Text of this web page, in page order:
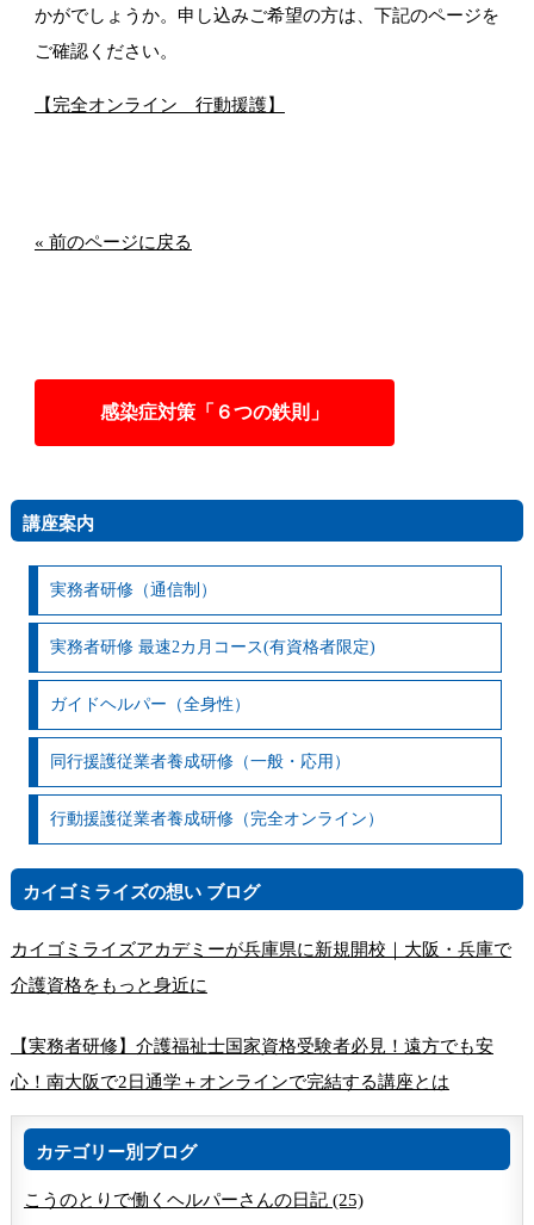
かがでしょうか。申し込みご希望の方は、下記のページを
ご確認ください。
【完全オンライン 行動援護】
« 前のページに戻る
感染症対策「６つの鉄則」
講座案内
実務者研修（通信制）
実務者研修 最速2カ月コース(有資格者限定)
ガイドヘルパー（全身性）
同行援護従業者養成研修（一般・応用）
行動援護従業者養成研修（完全オンライン）
カイゴミライズの想い ブログ
カイゴミライズアカデミーが兵庫県に新規開校｜大阪・兵庫で
介護資格をもっと身近に
【実務者研修】介護福祉士国家資格受験者必見！遠方でも安
心！南大阪で2日通学＋オンラインで完結する講座とは
カテゴリー別ブログ
こうのとりで働くヘルパーさんの日記 (25)